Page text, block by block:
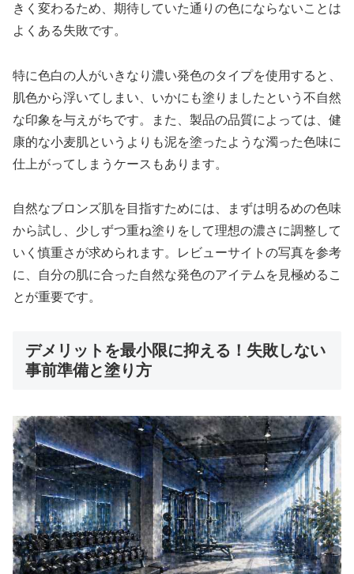
きく変わるため、期待していた通りの色にならないことは
よくある失敗です。
特に色白の人がいきなり濃い発色のタイプを使用すると、
肌色から浮いてしまい、いかにも塗りましたという不自然
な印象を与えがちです。また、製品の品質によっては、健
康的な小麦肌というよりも泥を塗ったような濁った色味に
仕上がってしまうケースもあります。
自然なブロンズ肌を目指すためには、まずは明るめの色味
から試し、少しずつ重ね塗りをして理想の濃さに調整して
いく慎重さが求められます。レビューサイトの写真を参考
に、自分の肌に合った自然な発色のアイテムを見極めるこ
とが重要です。
デメリットを最小限に抑える！失敗しない
事前準備と塗り方